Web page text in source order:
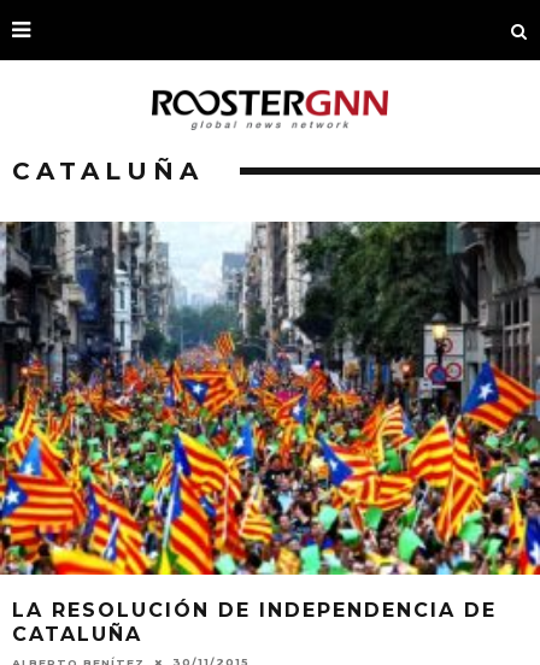
CATALUÑA
LA RESOLUCIÓN DE INDEPENDENCIA DE
CATALUÑA
30/11/2015